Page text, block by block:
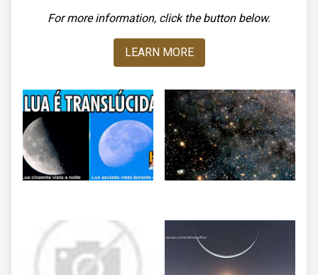
For more information, click the button below.
LEARN MORE